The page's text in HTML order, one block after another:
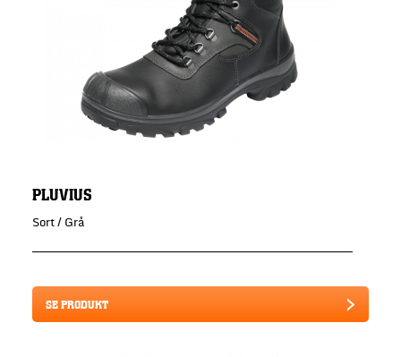
PLUVIUS
Sort / Grå
SE PRODUKT